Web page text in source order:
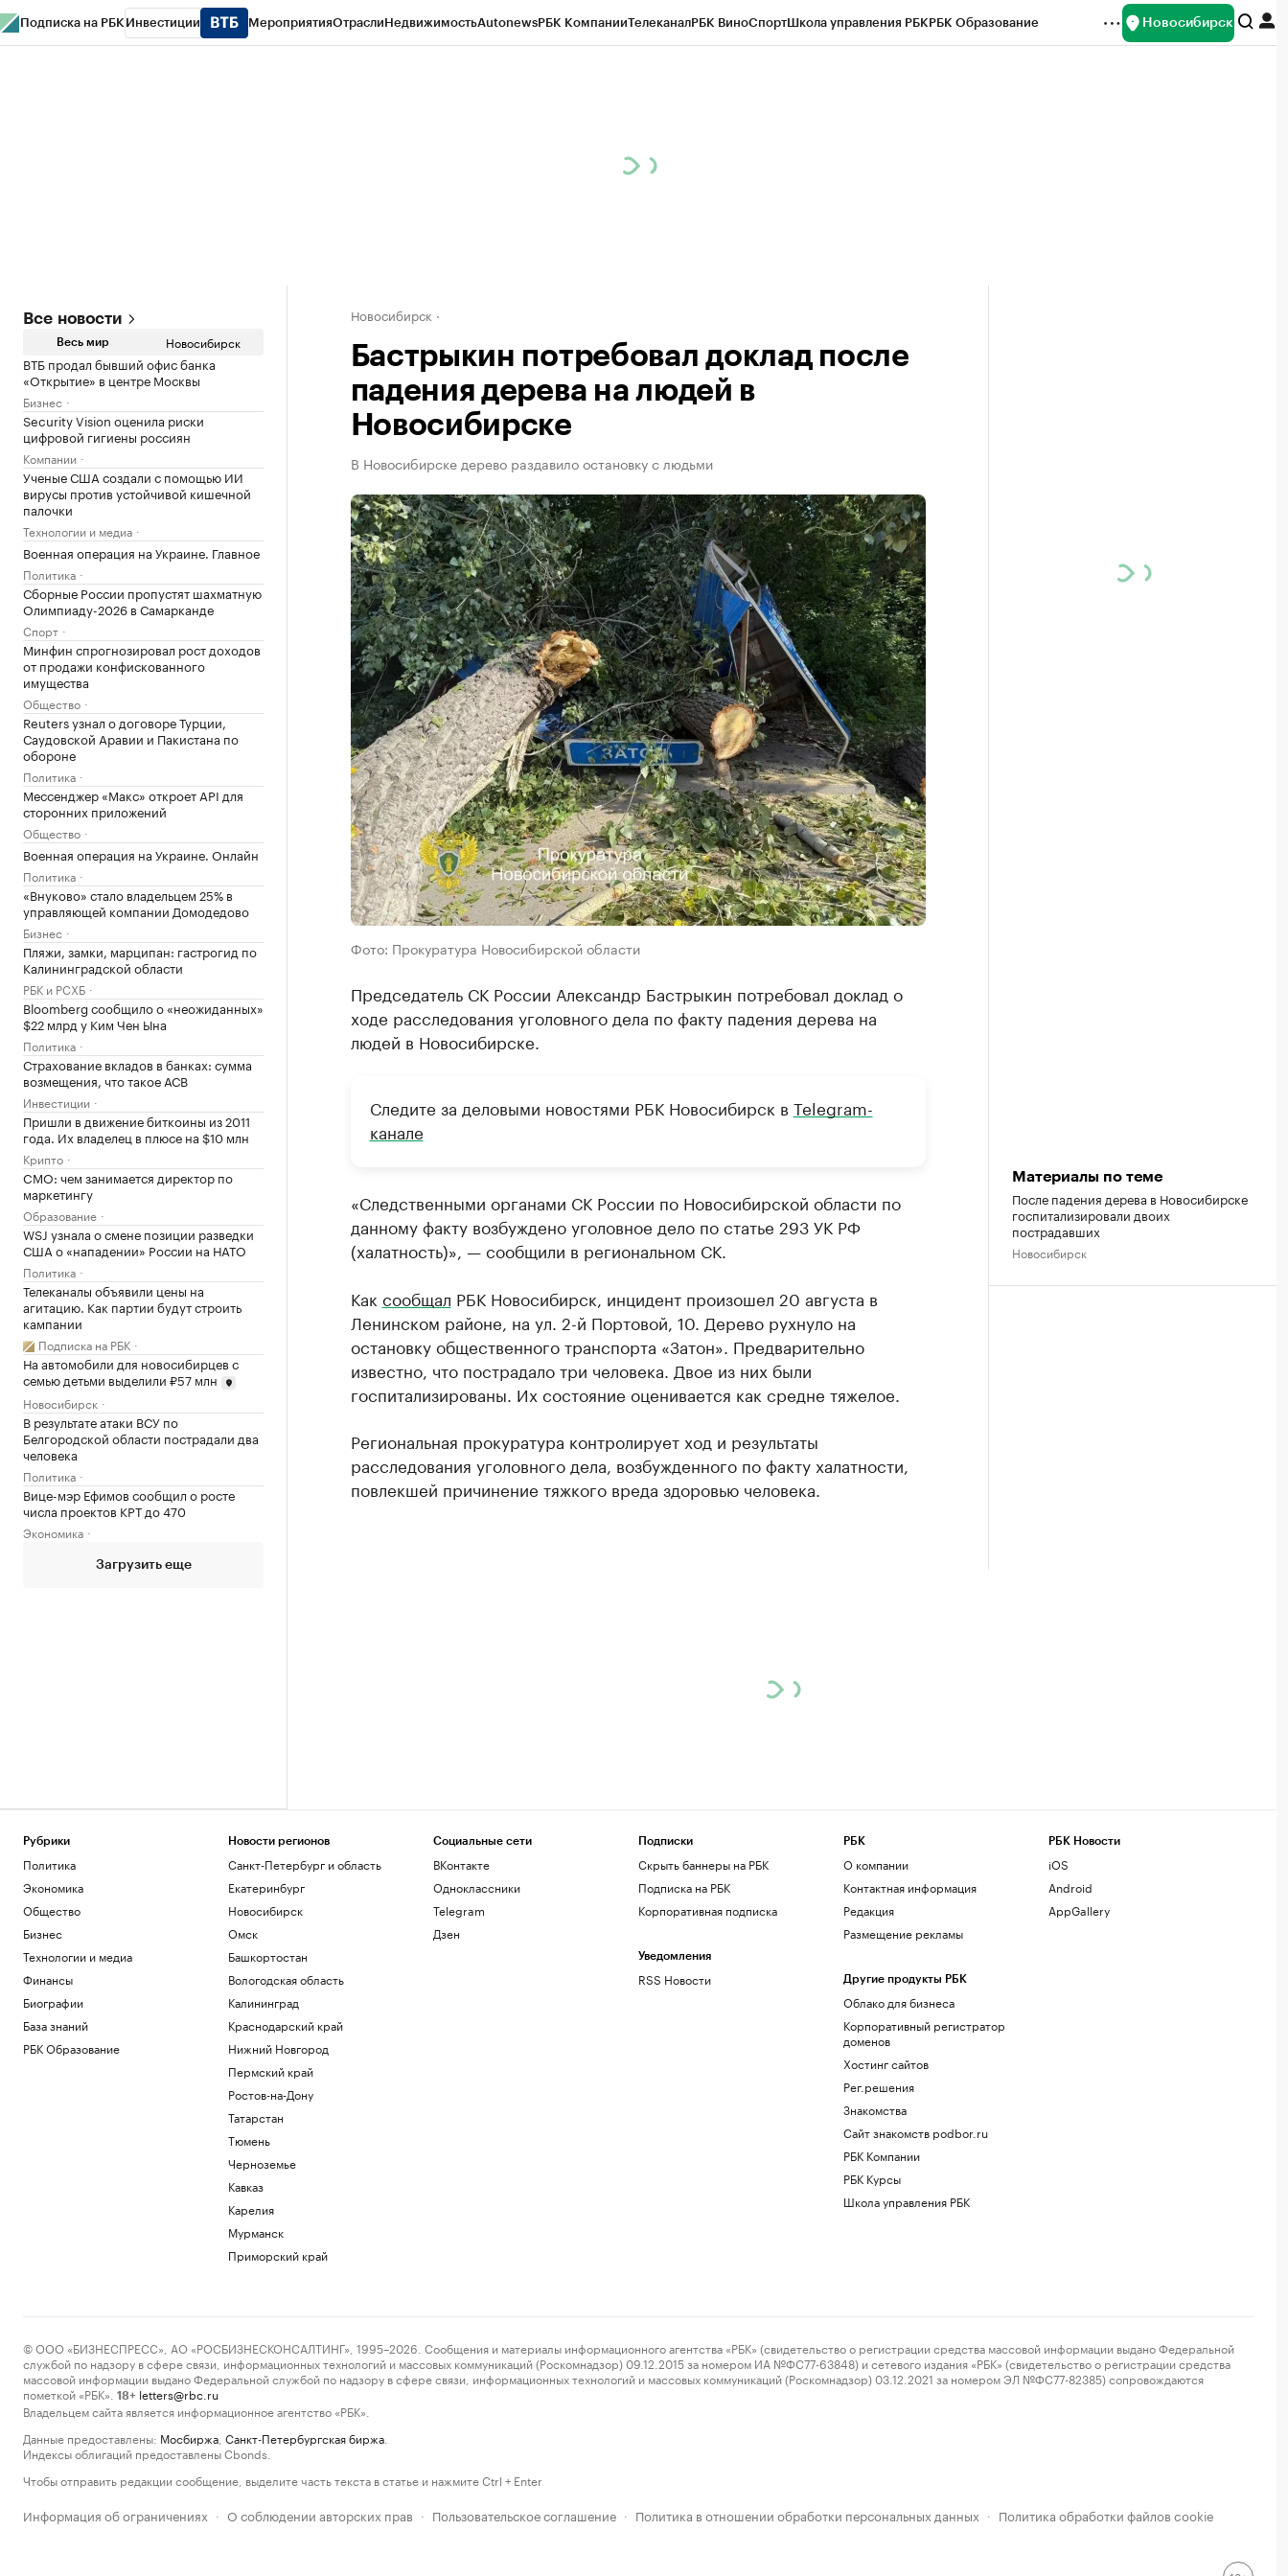
Подписка на РБК Инвестиции МероприятияОтраслиНедвижимостьAutonewsРБК КомпанииТелеканалРБК ВиноСпортШкола управления РБКРБК Образование Новосибирск
Все новости
Весь мир Новосибирск
ВТБ продал бывший офис банка
«Открытие» в центре Москвы
Бизнес
Security Vision оценила риски
цифровой гигиены россиян
Компании
Ученые США создали с помощью ИИ
вирусы против устойчивой кишечной
палочки
Технологии и медиа
Военная операция на Украине. Главное
Политика
Сборные России пропустят шахматную
Олимпиаду-2026 в Самарканде
Спорт
Минфин спрогнозировал рост доходов
от продажи конфискованного
имущества
Общество
Reuters узнал о договоре Турции,
Саудовской Аравии и Пакистана по
обороне
Политика
Мессенджер «Макс» откроет API для
сторонних приложений
Общество
Военная операция на Украине. Онлайн
Политика
«Внуково» стало владельцем 25% в
управляющей компании Домодедово
Бизнес
Пляжи, замки, марципан: гастрогид по
Калининградской области
РБК и РСХБ
Bloomberg сообщило о «неожиданных»
$22 млрд у Ким Чен Ына
Политика
Страхование вкладов в банках: сумма
возмещения, что такое АСВ
Инвестиции
Пришли в движение биткоины из 2011
года. Их владелец в плюсе на $10 млн
Крипто
CMO: чем занимается директор по
маркетингу
Образование
WSJ узнала о смене позиции разведки
США о «нападении» России на НАТО
Политика
Телеканалы объявили цены на
агитацию. Как партии будут строить
кампании
Подписка на РБК
На автомобили для новосибирцев с
семью детьми выделили ₽57 млн
Новосибирск
В результате атаки ВСУ по
Белгородской области пострадали два
человека
Политика
Вице-мэр Ефимов сообщил о росте
числа проектов КРТ до 470
Экономика
Загрузить еще
Новосибирск
Бастрыкин потребовал доклад после
падения дерева на людей в
Новосибирске
В Новосибирске дерево раздавило остановку с людьми
Фото: Прокуратура Новосибирской области
Председатель СК России Александр Бастрыкин потребовал доклад о
ходе расследования уголовного дела по факту падения дерева на
людей в Новосибирске.
Следите за деловыми новостями РБК Новосибирск в Telegram-
канале
«Следственными органами СК России по Новосибирской области по
данному факту возбуждено уголовное дело по статье 293 УК РФ
(халатность)», — сообщили в региональном СК.
Как сообщал РБК Новосибирск, инцидент произошел 20 августа в
Ленинском районе, на ул. 2-й Портовой, 10. Дерево рухнуло на
остановку общественного транспорта «Затон». Предварительно
известно, что пострадало три человека. Двое из них были
госпитализированы. Их состояние оценивается как средне тяжелое.
Региональная прокуратура контролирует ход и результаты
расследования уголовного дела, возбужденного по факту халатности,
повлекшей причинение тяжкого вреда здоровью человека.
Материалы по теме
После падения дерева в Новосибирске
госпитализировали двоих
пострадавших
Новосибирск
Рубрики
Политика
Экономика
Общество
Бизнес
Технологии и медиа
Финансы
Биографии
База знаний
РБК Образование
Новости регионов
Санкт-Петербург и область
Екатеринбург
Новосибирск
Омск
Башкортостан
Вологодская область
Калининград
Краснодарский край
Нижний Новгород
Пермский край
Ростов-на-Дону
Татарстан
Тюмень
Черноземье
Кавказ
Карелия
Мурманск
Приморский край
Социальные сети
ВКонтакте
Одноклассники
Telegram
Дзен
Подписки
Скрыть баннеры на РБК
Подписка на РБК
Корпоративная подписка
Уведомления
RSS Новости
РБК
О компании
Контактная информация
Редакция
Размещение рекламы
Другие продукты РБК
Облако для бизнеса
Корпоративный регистратор
доменов
Хостинг сайтов
Рег.решения
Знакомства
Сайт знакомств podbor.ru
РБК Компании
РБК Курсы
Школа управления РБК
РБК Новости
iOS
Android
AppGallery
© ООО «БИЗНЕСПРЕСС», АО «РОСБИЗНЕСКОНСАЛТИНГ», 1995–2026. Сообщения и материалы информационного агентства «РБК» (свидетельство о регистрации средства массовой информации выдано Федеральной
службой по надзору в сфере связи, информационных технологий и массовых коммуникаций (Роскомнадзор) 09.12.2015 за номером ИА №ФС77-63848) и сетевого издания «РБК» (свидетельство о регистрации средства
массовой информации выдано Федеральной службой по надзору в сфере связи, информационных технологий и массовых коммуникаций (Роскомнадзор) 03.12.2021 за номером ЭЛ №ФС77-82385) сопровождаются
пометкой «РБК».
18+ letters@rbc.ru
Владельцем сайта является информационное агентство «РБК».
Данные предоставлены: Мосбиржа Санкт-Петербургская биржа
Индексы облигаций предоставлены Cbonds.
Чтобы отправить редакции сообщение, выделите часть текста в статье и нажмите Ctrl + Enter
Информация об ограничениях · О соблюдении авторских прав · Пользовательское соглашение · Политика в отношении обработки персональных данных · Политика обработки файлов cookie